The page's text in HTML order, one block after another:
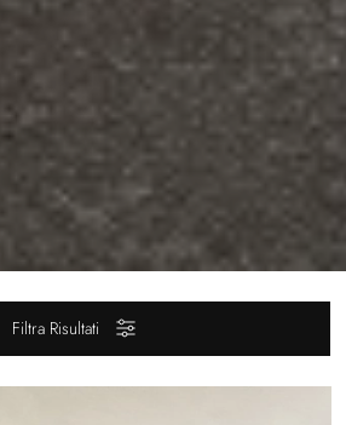
Filtra Risultati